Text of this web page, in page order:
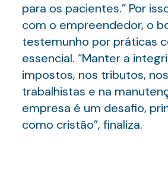
para os pacientes.” Por
com o empreendedor, o
testemunho por práticas
essencial. “Manter a
impostos, nos tributos,
trabalhistas e na
empresa é um desafio,
como cristão”, finaliza.